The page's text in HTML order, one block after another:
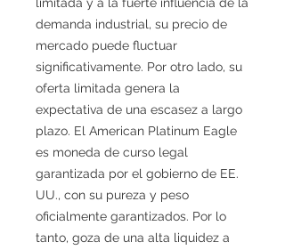
demanda industrial, su precio de
mercado puede fluctuar
significativamente. Por otro lado, su
oferta limitada genera la
expectativa de una escasez a largo
plazo. El American Platinum Eagle
es moneda de curso legal
garantizada por el gobierno de EE.
UU., con su pureza y peso
oficialmente garantizados. Por lo
tanto, goza de una alta liquidez a